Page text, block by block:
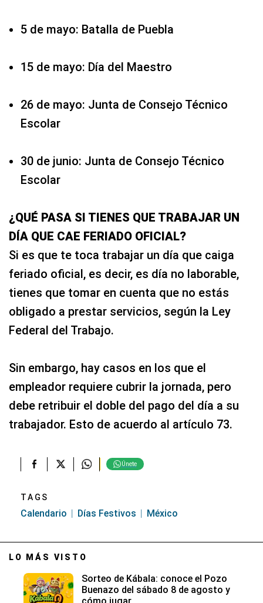
5 de mayo: Batalla de Puebla
15 de mayo: Día del Maestro
26 de mayo: Junta de Consejo Técnico
Escolar
30 de junio: Junta de Consejo Técnico
Escolar
¿QUÉ PASA SI TIENES QUE TRABAJAR UN
DÍA QUE CAE FERIADO OFICIAL?
Si es que te toca trabajar un día que caiga
feriado oficial, es decir, es día no laborable,
tienes que tomar en cuenta que no estás
obligado a prestar servicios, según la Ley
Federal del Trabajo.
Sin embargo, hay casos en los que el
empleador requiere cubrir la jornada, pero
debe retribuir el doble del pago del día a su
trabajador. Esto de acuerdo al artículo 73.
Únete
TAGS
Calendario Días Festivos México
LO MÁS VISTO
Sorteo de Kábala: conoce el Pozo
Buenazo del sábado 8 de agosto y